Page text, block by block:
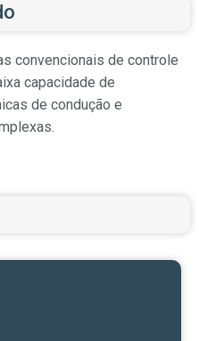
convencionais de controle
capacidade de
de condução e